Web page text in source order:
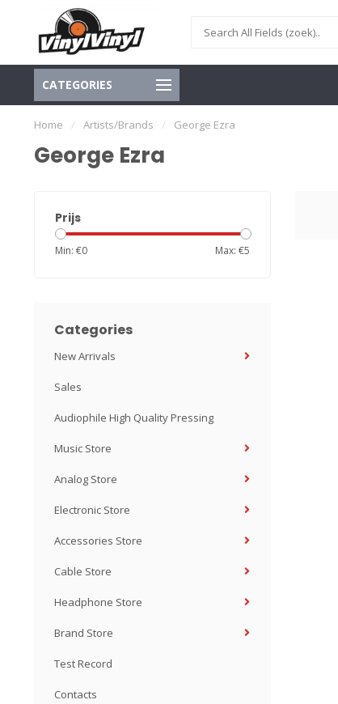
CATEGORIES
Home / Artists/Brands / George Ezra
George Ezra
Prijs
Min: €0 Max: €5
Categories
New Arrivals
Sales
Audiophile High Quality Pressing
Music Store
Analog Store
Electronic Store
Accessories Store
Cable Store
Headphone Store
Brand Store
Test Record
Contacts